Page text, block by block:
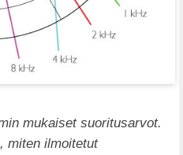
mukaiset suoritusarvot.
miten ilmoitetut